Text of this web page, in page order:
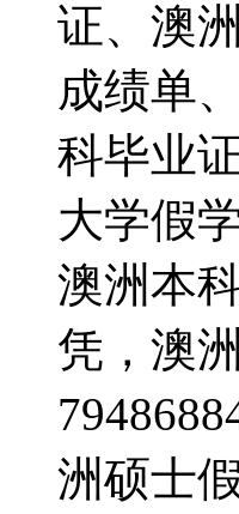
证、澳
成绩单
科毕业
大学假
澳洲本
凭，澳
洲硕士